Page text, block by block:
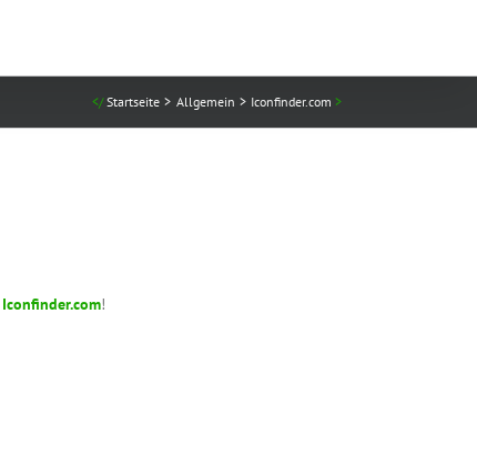
Startseite Allgemein Iconfinder.com
Iconfinder.com!